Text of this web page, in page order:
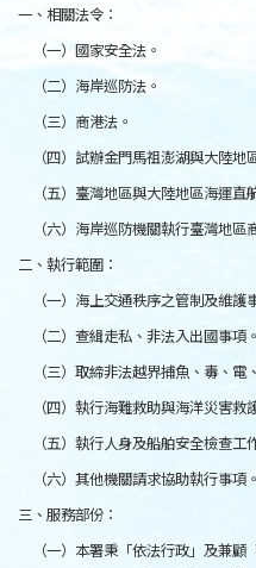
一、相關法令：
（一）國家安全法。
（二）海岸巡防法。
（三）商港法。
（四）試辦金門馬祖澎湖與大陸地
（五）臺灣地區與大陸地區海運直
（六）海岸巡防機關執行臺灣地
二、執行範圍：
（一）海上交通秩序之管制及維護
（二）查緝走私、非法入出國事項。
（三）取締非法越界捕魚、毒、電
（四）執行海難救助與海洋災害救
（五）執行人身及船舶安全檢查工
（六）其他機關請求協助執行事項。
三、服務部份：
（一）本署秉「依法行政」及兼